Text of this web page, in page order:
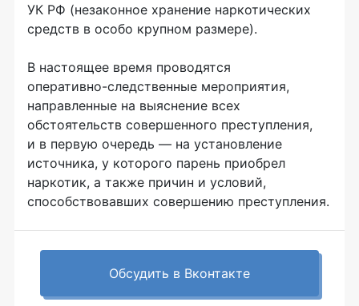
УК РФ (незаконное хранение наркотических
средств в особо крупном размере).
В настоящее время проводятся
оперативно-следственные мероприятия,
направленные на выяснение всех
обстоятельств совершенного преступления,
и в первую очередь — на установление
источника, у которого парень приобрел
наркотик, а также причин и условий,
способствовавших совершению преступления.
Обсудить в Вконтакте